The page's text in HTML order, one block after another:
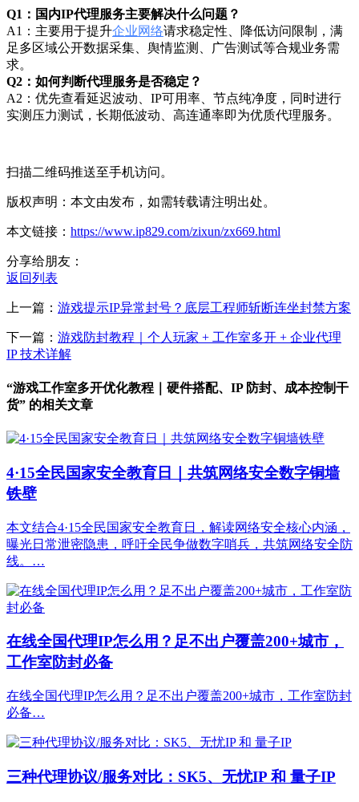
Q1：国内IP代理服务主要解决什么问题？
A1：主要用于提升企业网络请求稳定性、降低访问限制，满
足多区域公开数据采集、舆情监测、广告测试等合规业务需
求。
Q2：如何判断代理服务是否稳定？
A2：优先查看延迟波动、IP可用率、节点纯净度，同时进行
实测压力测试，长期低波动、高连通率即为优质代理服务。
扫描二维码推送至手机访问。
版权声明：本文由发布，如需转载请注明出处。
本文链接： https://www.ip829.com/zixun/zx669.html
分享给朋友：
返回列表
上一篇： 游戏提示IP异常封号？底层工程师斩断连坐封禁方案
下一篇： 游戏防封教程｜个人玩家 + 工作室多开 + 企业代理
IP 技术详解
“游戏工作室多开优化教程｜硬件搭配、IP 防封、成本控制干
货” 的相关文章
4·15全民国家安全教育日｜共筑网络安全数字铜墙
铁壁
本文结合4·15全民国家安全教育日，解读网络安全核心内涵，
曝光日常泄密隐患，呼吁全民争做数字哨兵，共筑网络安全防
线。…
在线全国代理IP怎么用？足不出户覆盖200+城市，
工作室防封必备
在线全国代理IP怎么用？足不出户覆盖200+城市，工作室防封
必备…
三种代理协议/服务对比：SK5、无忧IP 和 量子IP